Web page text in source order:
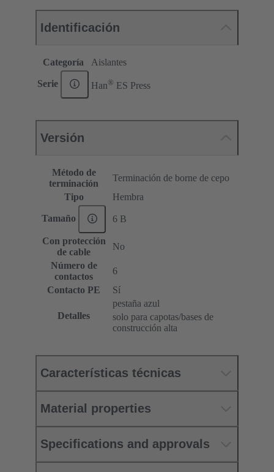
Identificación
Categoría Aislantes
Serie Han® ES Press
Versión
Método de
terminación
Terminación de borne de cepo
Tipo
Hembra
Tamaño 6 B
Con protección
de cable
No
Número de
contactos
6
Contacto PE
Sí
Detalles
pestaña azul
solo para capotas/bases de
construcción alta
Características técnicas
Material properties
Specifications and approvals